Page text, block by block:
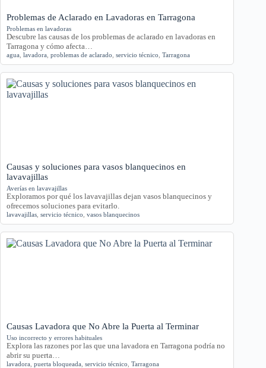
Problemas de Aclarado en Lavadoras en Tarragona
Problemas en lavadoras
Descubre las causas de los problemas de aclarado en lavadoras en
Tarragona y cómo afecta…
agua lavadora problemas de aclarado servicio técnico Tarragona
Causas y soluciones para vasos blanquecinos en
lavavajillas
Averías en lavavajillas
Exploramos por qué los lavavajillas dejan vasos blanquecinos y
ofrecemos soluciones para evitarlo.
lavavajillas servicio técnico vasos blanquecinos
Causas Lavadora que No Abre la Puerta al Terminar
Uso incorrecto y errores habituales
Explora las razones por las que una lavadora en Tarragona podría no
abrir su puerta…
lavadora puerta bloqueada servicio técnico Tarragona